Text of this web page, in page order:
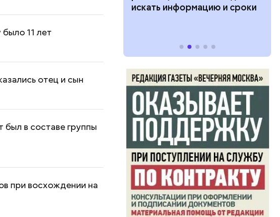
11 лет
отец и сын
в составе группы
при восхождении на
и какие нужны
искать информацию и сроки